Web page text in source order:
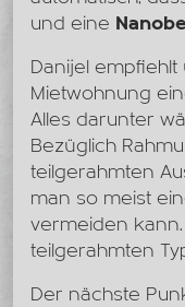
und eine
Danijel
Mietwohnung
Alles darunter
Bezüglich
teilgerahmten
man so meist
vermeiden
teilgerahmten
Der nächste